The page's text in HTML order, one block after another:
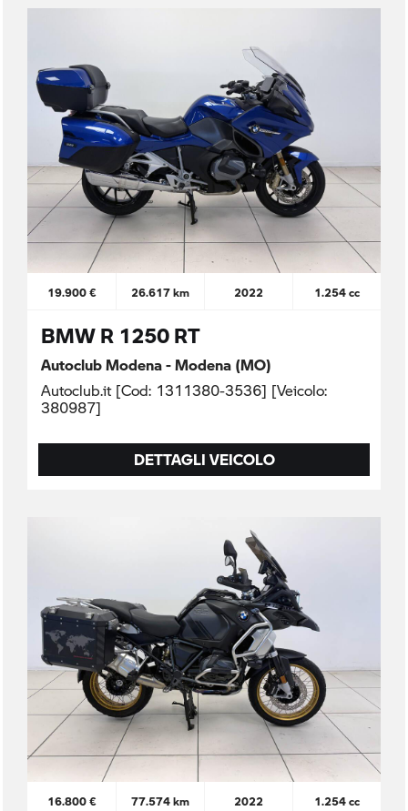
19.900 € 26.617 km 2022 1.254 cc
BMW R 1250 RT
Autoclub Modena - Modena (MO)
Autoclub.it [Cod: 1311380-3536] [Veicolo:
380987]
DETTAGLI VEICOLO
16.800 € 77.574 km 2022 1.254 cc